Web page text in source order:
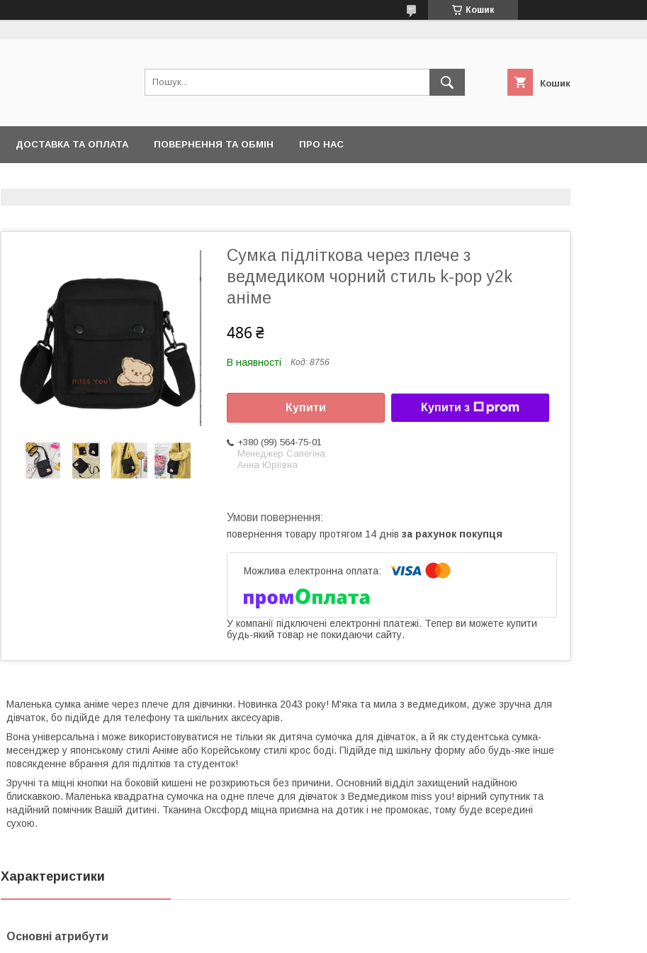
Кошик
Кошик
ДОСТАВКА ТА ОПЛАТА ПОВЕРНЕННЯ ТА ОБМІН ПРО НАС
Сумка підліткова через плече з
ведмедиком чорний стиль k-pop y2k
аніме
486 ₴
В наявності Код: 8756
Купити Купити з
+380 (99) 564-75-01
Менеджер Сапегіна
Анна Юріївна
повернення товару протягом 14 днів за рахунок покупця
У компанії підключені електронні платежі. Тепер ви можете купити
будь-який товар не покидаючи сайту.
Маленька сумка аніме через плече для дівчинки. Новинка 2043 року! М'яка та мила з ведмедиком, дуже зручна для
дівчаток, бо підійде для телефону та шкільних аксесуарів.
Вона універсальна і може використовуватися не тільки як дитяча сумочка для дівчаток, а й як студентська сумка-
месенджер у японському стилі Аніме або Корейському стилі крос боді. Підійде під шкільну форму або будь-яке інше
повсякденне вбрання для підлітків та студенток!
Зручні та міцні кнопки на боковій кишені не розкриються без причини. Основний відділ захищений надійною
блискавкою. Маленька квадратна сумочка на одне плече для дівчаток з Ведмедиком miss you! вірний супутник та
надійний помічник Вашій дитині. Тканина Оксфорд міцна приємна на дотик і не промокає, тому буде всередині
сухою.
Характеристики
Основні атрибути